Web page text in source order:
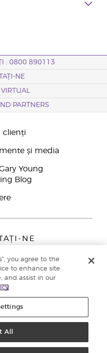
: 0800 890113
NE
PARTNERS
clienți
și media
Young
Blog
NE
97
0800 890113
confidențialitate
you agree to the
to enhance site
and assist in our
All